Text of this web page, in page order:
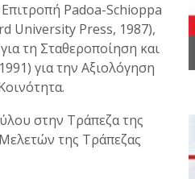
Padoa-Schioppa
University Press, 1987),
τη Σταθεροποίηση και
για την Αξιολόγηση
στην Τράπεζα της
της Τράπεζας